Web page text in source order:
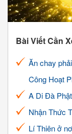
Bài Viết Cần
Ăn chay
Công Hoạt
A Di Đà
Nhận Thức
Lí Thiên ở